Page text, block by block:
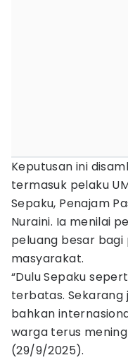
Keputusan ini
termasuk pelaku
Sepaku, Penajam
Nuraini. Ia menilai
peluang besar
masyarakat.
“Dulu Sepaku
terbatas.
bahkan
warga terus
(29/9/2025).